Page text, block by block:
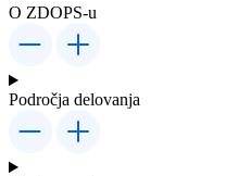
O ZDOPS-u
Področja delovanja